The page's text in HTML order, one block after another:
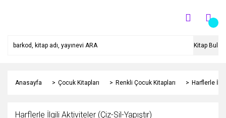
Kitap Bul
Anasayfa Çocuk Kitapları Renkli Çocuk Kitapları Harflerle
Harflerle İlgili Aktiviteler (Çiz-Sil-Yapıştır)